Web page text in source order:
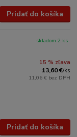
Pridať do košíka
15 % zľava
13,60 €/ks
11,06 € bez DPH
skladom 2 ks
Pridať do košíka